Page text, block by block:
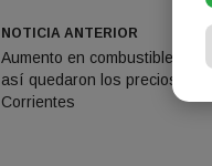
NOTICIA ANTERIOR
Aumento en combustibles:
así quedaron los precios en
Corrientes